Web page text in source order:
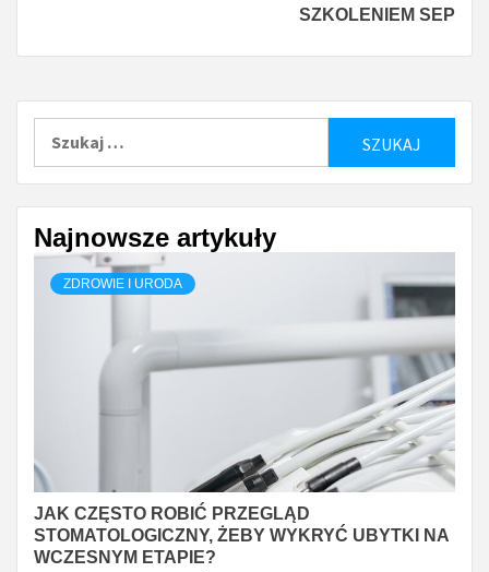
SZKOLENIEM SEP
Najnowsze artykuły
ZDROWIE I URODA
JAK CZĘSTO ROBIĆ PRZEGLĄD
STOMATOLOGICZNY, ŻEBY WYKRYĆ UBYTKI NA
WCZESNYM ETAPIE?